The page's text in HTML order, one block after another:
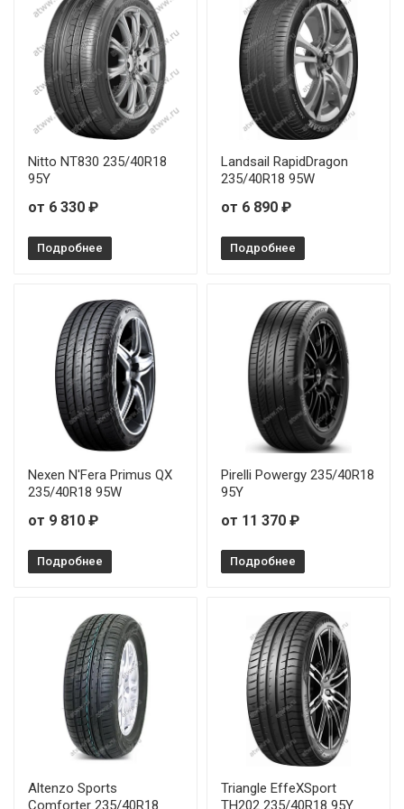
Joyroad Sport RX6 175/50R16 77V
Joyroad Sport RX6 195/40R17 81W
Joyroad Sport RX6 205/40R17 84W
Joyroad Sport RX6 205/55R16 91W
Joyroad Sport RX6 215/40R17 87W
Joyroad Sport RX6 215/45R17 91W
Joyroad Sport RX6 215/55R16 97W
Joyroad Sport RX6 225/35R19 84W
Joyroad Sport RX6 225/45R17 94W
Joyroad Sport RX6 225/50R17 98W
Joyroad Sport RX6 235/50R17 96W
Joyroad Sport RX6 235/55R17 103W
Joyroad Sport RX6 245/35R20 95W
Joyroad Sport RX6 245/40R20 95W
Joyroad Sport RX6 245/45R19 98W
Joyroad Sport RX6 245/50R18 100W
Nitto NT830 235/40R18
95Y
от 6 330 ₽
Подробнее
Landsail RapidDragon
235/40R18 95W
от 6 890 ₽
Подробнее
Nexen N'Fera Primus QX
235/40R18 95W
от 9 810 ₽
Подробнее
Pirelli Powergy 235/40R18
95Y
от 11 370 ₽
Подробнее
Altenzo Sports
Comforter 235/40R18
Triangle EffeXSport
TH202 235/40R18 95Y